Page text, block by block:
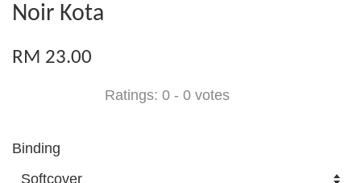
Noir Kota
RM 23.00
Ratings: 0 - 0 votes
Binding